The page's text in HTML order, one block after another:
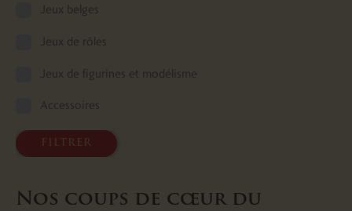
Jeux belges
Jeux de rôles
Jeux de figurines et modélisme
Accessoires
filtrer
Nos coups de cœur du